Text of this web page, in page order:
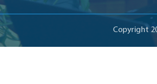
Copyright